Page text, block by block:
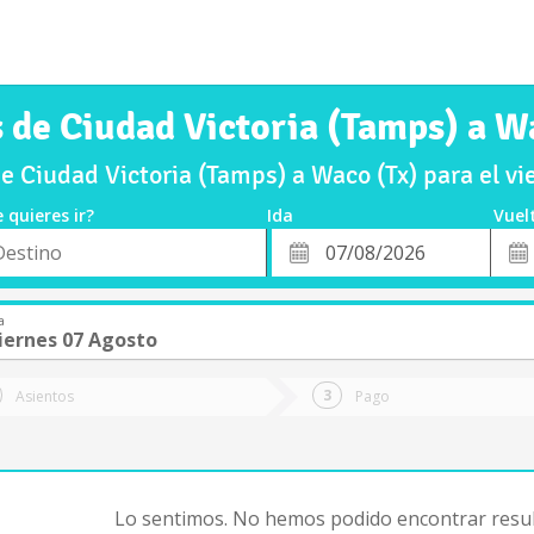
Ciudad Victoria (Tamps) a
Ciudad Victoria (Tamps) a Waco (Tx) para el
quieres ir? Ida
Fecha
de
de
07 Agosto
Asientos Pago
Lo sentimos. No hemos podido encontrar